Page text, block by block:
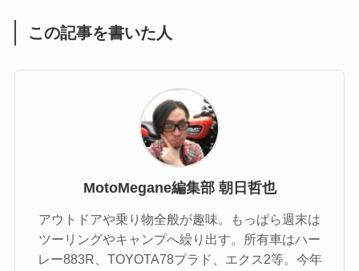
この記事を書いた人
MotoMegane編集部 朝日哲也
アウトドアや乗り物全般が趣味。もっぱら週末は
ツーリングやキャンプへ繰り出す。所有車はハー
レー883R、TOYOTA78プラド、エクス2等。今年